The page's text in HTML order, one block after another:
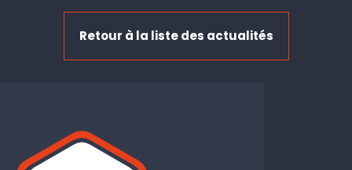
Retour à la liste des actualités